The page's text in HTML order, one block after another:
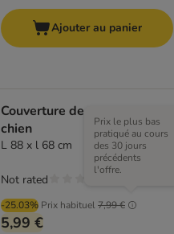
Ajouter au panier
Couverture de voyage pour
chien
L 88 x l 68 cm
-25.03% Prix habituel7,99 €
Prix le plus bas
pratiqué au cours
des 30 jours
précédents
l'offre.
5,99 €
Not rated